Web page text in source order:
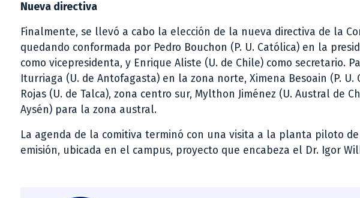
Nueva directiva
Finalmente, se llevó a cabo la elección de la nueva directiva de la
quedando conformada por Pedro Bouchon (P. U. Católica) en la
como vicepresidenta, y Enrique Aliste (U. de Chile) como secretario.
Iturriaga (U. de Antofagasta) en la zona norte, Ximena Besoain (P.
Rojas (U. de Talca), zona centro sur, Mylthon Jiménez (U. Austral de
Aysén) para la zona austral.
La agenda de la comitiva terminó con una visita a la planta piloto
emisión, ubicada en el campus, proyecto que encabeza el Dr. Igor